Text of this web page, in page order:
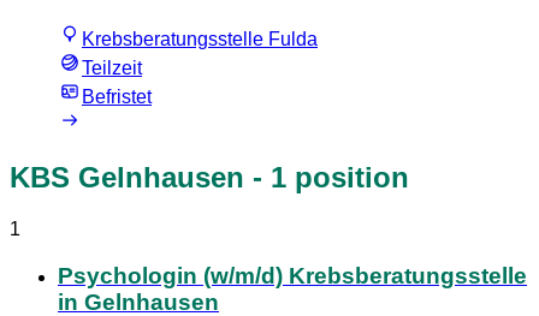
Krebsberatungsstelle Fulda
Teilzeit
Befristet
KBS Gelnhausen - 1 position
1
Psychologin (w/m/d) Krebsberatungsstelle
in Gelnhausen